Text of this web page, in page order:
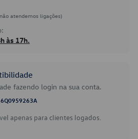
atendemos ligações)
às 17h.
fazendo login na sua conta.
6Q0959263A
apenas para clientes logados.